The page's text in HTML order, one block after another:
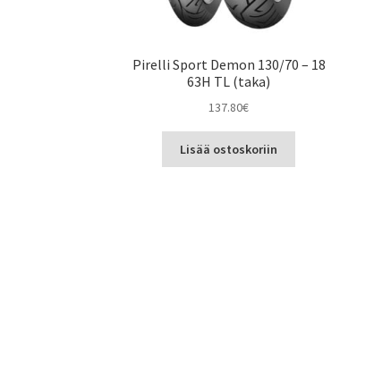
Pirelli Sport Demon 130/70 – 18
63H TL (taka)
137.80€
Lisää ostoskoriin